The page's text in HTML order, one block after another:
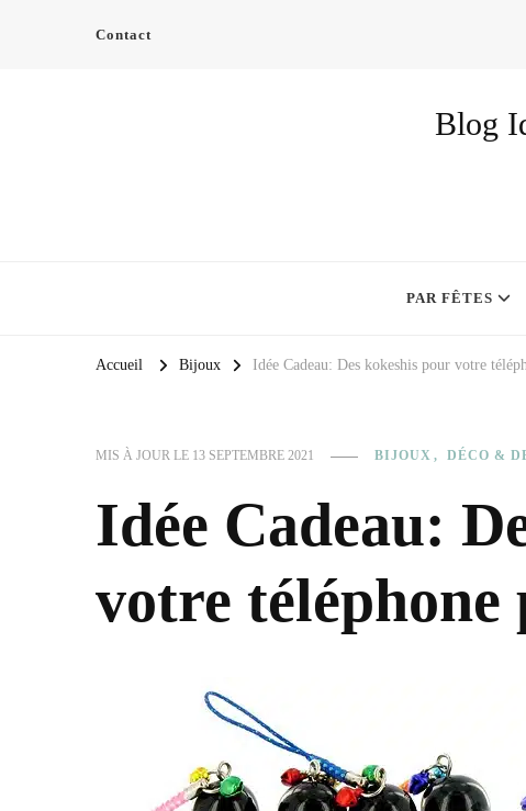
Contact
Blog
PAR FÊTES
Accueil Bijoux Idée Cadeau: Des kokeshis pour votre
MIS À JOUR LE 13 SEPTEMBRE 2021 BIJOUX DÉCO &
Idée Cadeau:
votre téléphone